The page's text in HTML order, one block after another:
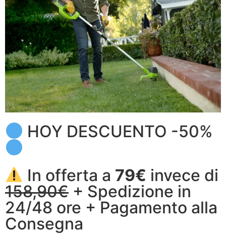
HOY DESCUENTO -50%
In offerta a 79€ invece di
158,90€ + Spedizione in
24/48 ore + Pagamento alla
Consegna